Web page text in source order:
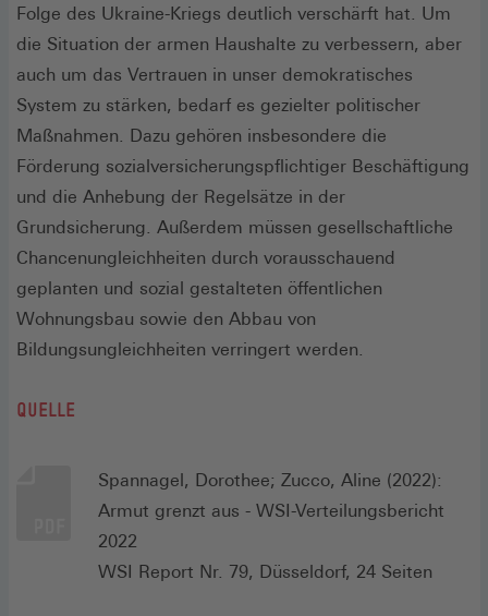
Folge des Ukraine-Kriegs deutlich verschärft hat. Um
die Situation der armen Haushalte zu verbessern, aber
auch um das Vertrauen in unser demokratisches
System zu stärken, bedarf es gezielter politischer
Maßnahmen. Dazu gehören insbesondere die
Förderung sozialversicherungspflichtiger Beschäftigung
und die Anhebung der Regelsätze in der
Grundsicherung. Außerdem müssen gesellschaftliche
Chancenungleichheiten durch vorausschauend
geplanten und sozial gestalteten öffentlichen
Wohnungsbau sowie den Abbau von
Bildungsungleichheiten verringert werden.
QUELLE
Spannagel, Dorothee; Zucco, Aline (2022):
Armut grenzt aus - WSI-Verteilungsbericht
2022
WSI Report Nr. 79, Düsseldorf, 24 Seiten